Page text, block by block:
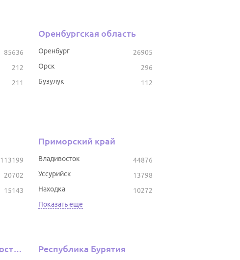
85636
212
211
Оренбургская область
26905
Оренбург
296
Орск
112
Бузулук
113199
20702
15143
Приморский край
44876
Владивосток
13798
Уссурийск
10272
Находка
Показать еще
Республика Башкортостан Республика Бурятия